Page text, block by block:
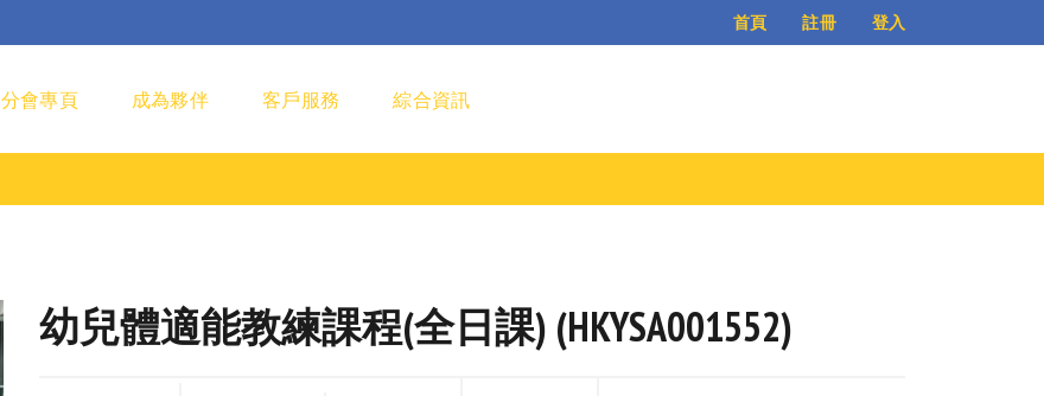
首頁 註冊 登入
分會專頁 成為夥伴 客戶服務 綜合資訊
幼兒體適能教練課程(全日課) (HKYSA001552)